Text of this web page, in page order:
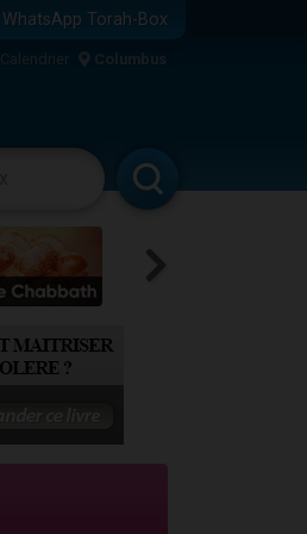
WhatsApp Torah-Box
Calendrier Columbus